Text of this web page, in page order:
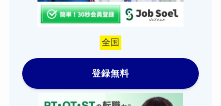
全国
登録無料